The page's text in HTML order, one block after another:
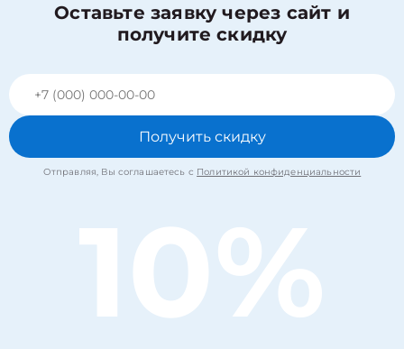
Оставьте заявку через сайт и
получите скидку
Получить скидку
Отправляя, Вы соглашаетесь с Политикой конфиденциальности
10%